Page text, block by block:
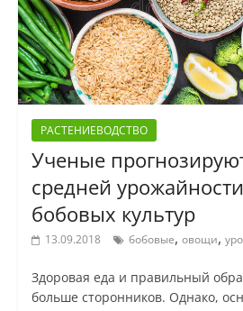
РАСТЕНИЕВОДСТВО
Ученые
средней
бобовых культур
13.09.2018 бобовые, овощи,
Здоровая еда и правильный
больше сторонников. Однако,